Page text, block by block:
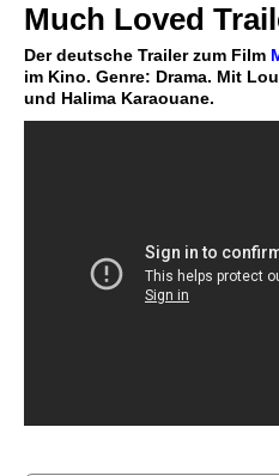
Much Loved
Der deutsche Trailer zum Film
im Kino. Genre: Drama. Mit
und Halima Karaouane.